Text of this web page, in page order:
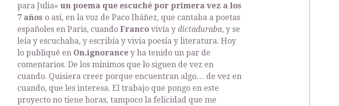
para Julia» un poema que escuché por primera vez a los
7 años o así, en la voz de Paco Ibáñez, que cantaba a poetas
españoles en Paris, cuando Franco vivía y dictaduraba, y se
leía y escuchaba, y escribía y vivía poesía y literatura. Hoy
lo publiqué en On.ignorance y ha tenido un par de
comentarios. De los mínimos que lo siguen de vez en
cuando. Quisiera creer porque encuentran algo… de vez en
cuando, que les interesa. El trabajo que pongo en este
proyecto no tiene horas, tampoco la felicidad que me